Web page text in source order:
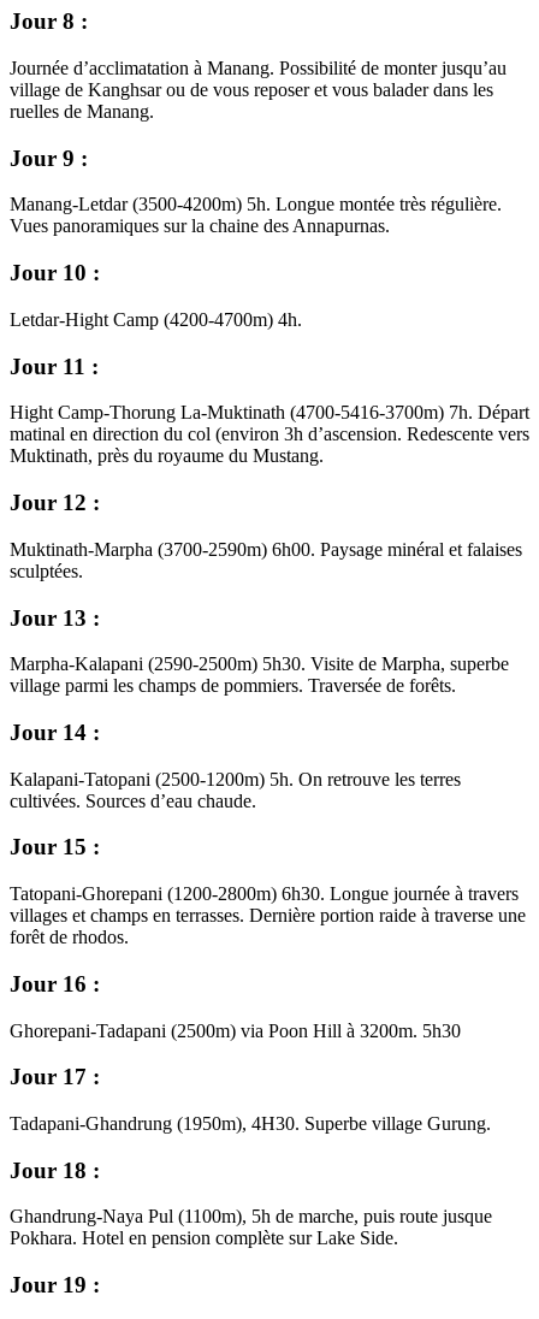
Jour 8 :
Journée d’acclimatation à Manang. Possibilité de monter jusqu’au
village de Kanghsar ou de vous reposer et vous balader dans les
ruelles de Manang.
Jour 9 :
Manang-Letdar (3500-4200m) 5h. Longue montée très régulière.
Vues panoramiques sur la chaine des Annapurnas.
Jour 10 :
Letdar-Hight Camp (4200-4700m) 4h.
Jour 11 :
Hight Camp-Thorung La-Muktinath (4700-5416-3700m) 7h. Départ
matinal en direction du col (environ 3h d’ascension. Redescente vers
Muktinath, près du royaume du Mustang.
Jour 12 :
Muktinath-Marpha (3700-2590m) 6h00. Paysage minéral et falaises
sculptées.
Jour 13 :
Marpha-Kalapani (2590-2500m) 5h30. Visite de Marpha, superbe
village parmi les champs de pommiers. Traversée de forêts.
Jour 14 :
Kalapani-Tatopani (2500-1200m) 5h. On retrouve les terres
cultivées. Sources d’eau chaude.
Jour 15 :
Tatopani-Ghorepani (1200-2800m) 6h30. Longue journée à travers
villages et champs en terrasses. Dernière portion raide à traverse une
forêt de rhodos.
Jour 16 :
Ghorepani-Tadapani (2500m) via Poon Hill à 3200m. 5h30
Jour 17 :
Tadapani-Ghandrung (1950m), 4H30. Superbe village Gurung.
Jour 18 :
Ghandrung-Naya Pul (1100m), 5h de marche, puis route jusque
Pokhara. Hotel en pension complète sur Lake Side.
Jour 19 :